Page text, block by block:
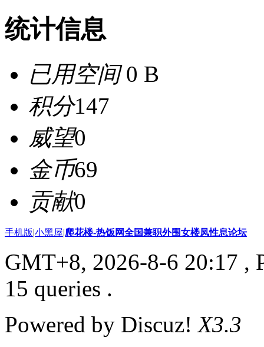
统计信息
已用空间0 B
积分147
威望0
金币69
贡献0
手机版|小黑屋|爬花楼-热饭网全国兼职外围女楼凤性息论坛
GMT+8, 2026-8-6 20:17 ,
15 queries .
Powered by Discuz!X3.3